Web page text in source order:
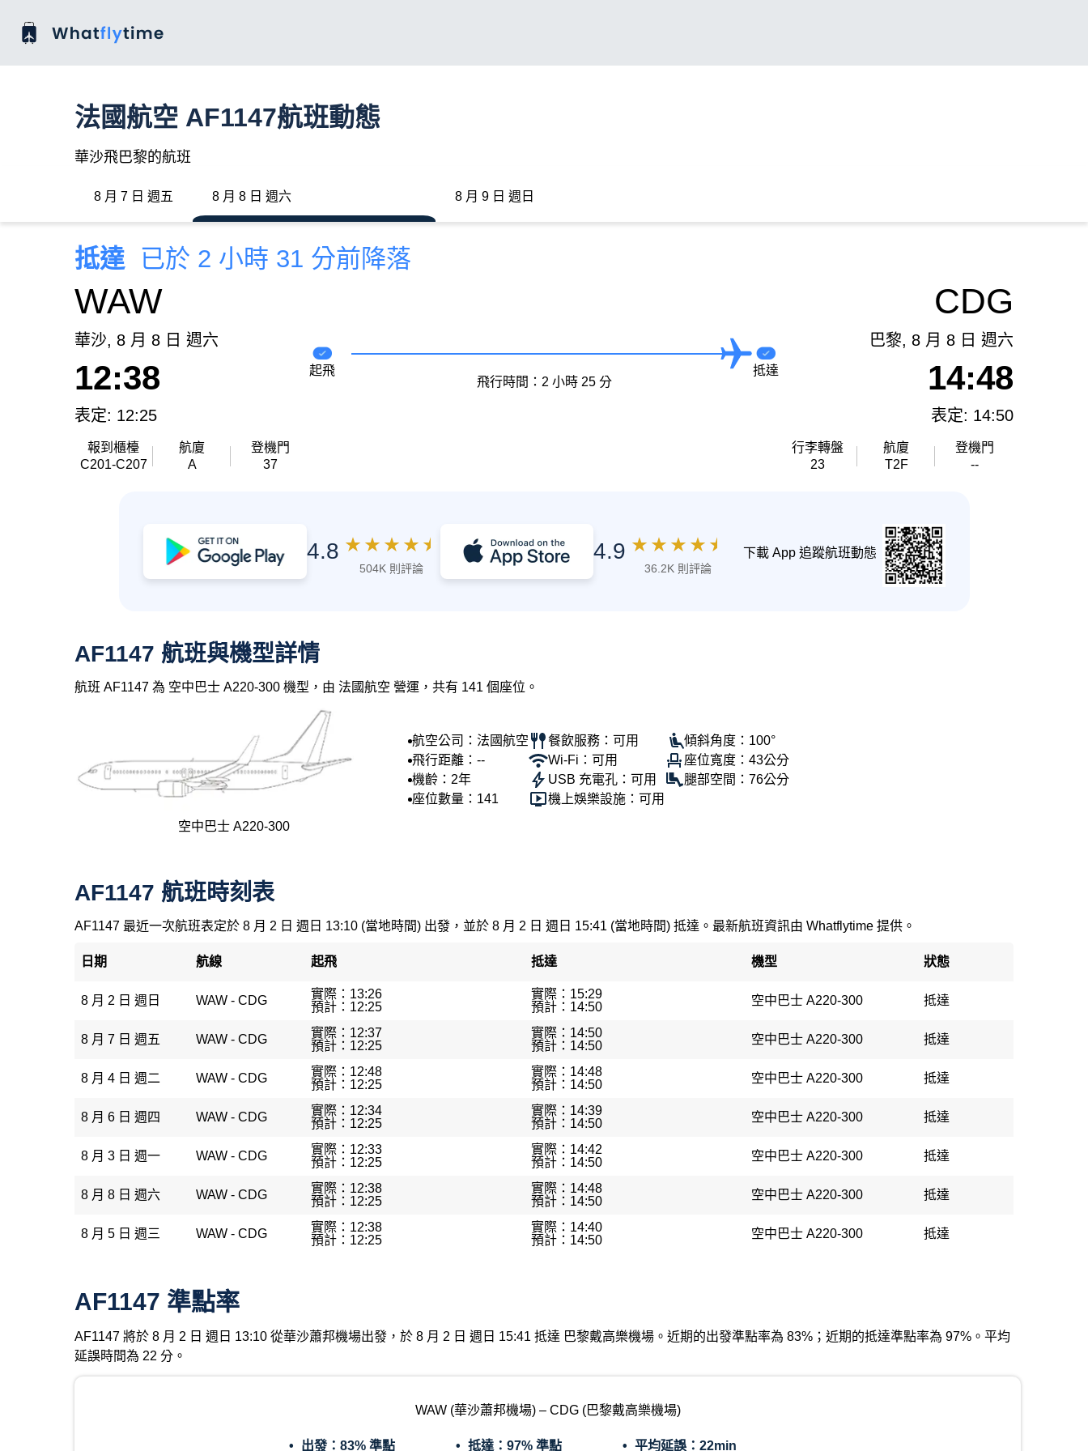
法國航空 AF1147航班動態
華沙飛巴黎的航班
8 月 7 日 週五 8 月 8 日 週六 8 月 9 日 週日
抵達 已於 2 小時 31 分前降落
WAW
華沙, 8 月 8 日 週六
12:38
表定: 12:25
報到櫃檯
C201-C207
航廈
A
登機門
37
起飛
飛行時間：2 小時 25 分
抵達
CDG
巴黎, 8 月 8 日 週六
14:48
表定: 14:50
行李轉盤
23
航廈
T2F
登機門
--
4.8 ★ ★ ★ ★ ★
504K 則評論
4.9 ★ ★ ★ ★ ★
36.2K 則評論
下載 App 追蹤航班動態
AF1147 航班與機型詳情
航班 AF1147 為 空中巴士 A220-300 機型，由 法國航空 營運，共有 141 個座位。
空中巴士 A220-300
航空公司：法國航空
飛行距離：--
機齡：2年
座位數量：141
餐飲服務：可用
Wi-Fi：可用
USB 充電孔：可用
機上娛樂設施：可用
傾斜角度：100°
座位寬度：43公分
腿部空間：76公分
AF1147 航班時刻表
AF1147 最近一次航班表定於 8 月 2 日 週日 13:10 (當地時間) 出發，並於 8 月 2 日 週日 15:41 (當地時間) 抵達。最新航班資訊由 Whatflytime 提供。
日期 航線 起飛 抵達 機型 狀態
8 月 2 日 週日 WAW - CDG
實際：13:26
預計：12:25
實際：15:29
預計：14:50
空中巴士 A220-300 抵達
8 月 7 日 週五 WAW - CDG
實際：12:37
預計：12:25
實際：14:50
預計：14:50
空中巴士 A220-300 抵達
8 月 4 日 週二 WAW - CDG
實際：12:48
預計：12:25
實際：14:48
預計：14:50
空中巴士 A220-300 抵達
8 月 6 日 週四 WAW - CDG
實際：12:34
預計：12:25
實際：14:39
預計：14:50
空中巴士 A220-300 抵達
8 月 3 日 週一 WAW - CDG
實際：12:33
預計：12:25
實際：14:42
預計：14:50
空中巴士 A220-300 抵達
8 月 8 日 週六 WAW - CDG
實際：12:38
預計：12:25
實際：14:48
預計：14:50
空中巴士 A220-300 抵達
8 月 5 日 週三 WAW - CDG
實際：12:38
預計：12:25
實際：14:40
預計：14:50
空中巴士 A220-300 抵達
AF1147 準點率
AF1147 將於 8 月 2 日 週日 13:10 從華沙蕭邦機場出發，於 8 月 2 日 週日 15:41 抵達 巴黎戴高樂機場。近期的出發準點率為 83%；近期的抵達準點率為 97%。平均
延誤時間為 22 分。
WAW (華沙蕭邦機場) – CDG (巴黎戴高樂機場)
出發： 83% 準點 抵達： 97% 準點 平均延誤： 22min